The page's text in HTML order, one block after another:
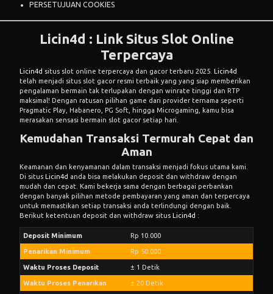
PERSETUJUAN COOKIES
Licin4d : Link Situs Slot Online
Terpercaya
Licin4d situs slot online terpercaya dan gacor terbaru 2025. Licin4d
telah menjadi situs slot gacor resmi terbaik yang yang siap memberikan
pengalaman bermain tak terlupakan dengan winrate tinggi dan RTP
maksimal! Dengan ratusan pilihan game dari provider ternama seperti
Pragmatic Play, Habanero, PG Soft, hingga Microgaming, kamu bisa
merasakan sensasi bermain slot gacor setiap hari.
Kemudahan Transaksi Termurah Cepat dan
Aman
Keamanan dan kenyamanan dalam transaksi menjadi fokus utama kami.
Di situs Licin4d anda bisa melakukan deposit dan withdraw dengan
mudah dan cepat. Kami bekerja sama dengan berbagai perbankan
dengan banyak pilihan metode pembayaran yang aman dan terpercaya
untuk memastikan setiap transaksi anda terlindungi dengan baik.
Berikut ketentuan deposit dan withdraw situs Licin4d :
Deposit Minimum Rp 10.000
Penarikan Minimum Rp 50.000
Waktu Proses Deposit ± 1 Detik
Waktu Proses Penarikan ± 20 Detik